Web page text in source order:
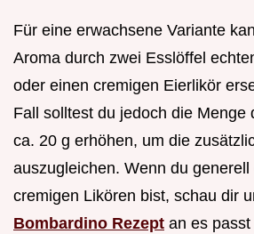
Für eine erwachsene Variante
Aroma durch zwei Esslöffel
oder einen cremigen Eierlikör
Fall solltest du jedoch die Menge
ca. 20 g erhöhen, um die
auszugleichen. Wenn du generell
cremigen Likören bist, schau dir
Bombardino Rezept an es